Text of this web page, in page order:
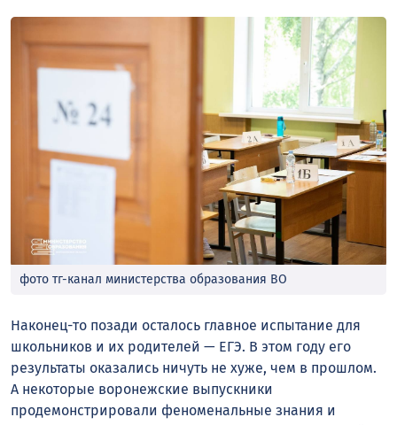
фото тг-канал министерства образования ВО
Наконец-то позади осталось главное испытание для
школьников и их родителей — ЕГЭ. В этом году его
результаты оказались ничуть не хуже, чем в прошлом.
А некоторые воронежские выпускники
продемонстрировали феноменальные знания и